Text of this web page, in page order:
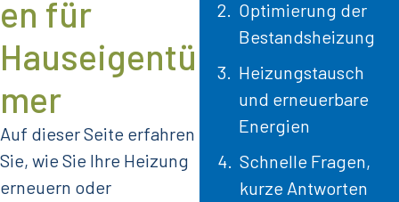
en für
Hauseigentü
mer
Auf dieser Seite erfahren
Sie, wie Sie Ihre Heizung
erneuern oder
Optimierung der
Bestandsheizung
Heizungstausch
und erneuerbare
Energien
Schnelle Fragen,
kurze Antworten